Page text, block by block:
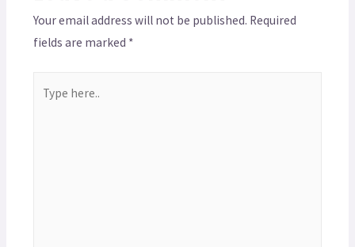
Your email address will not be published. Required
fields are marked *